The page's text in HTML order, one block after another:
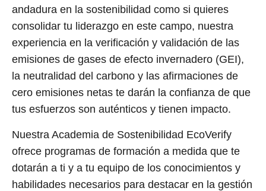
andadura en la sostenibilidad como si quieres
consolidar tu liderazgo en este campo, nuestra
experiencia en la verificación y validación de las
emisiones de gases de efecto invernadero (GEI),
la neutralidad del carbono y las afirmaciones de
cero emisiones netas te darán la confianza de que
tus esfuerzos son auténticos y tienen impacto.
Nuestra Academia de Sostenibilidad EcoVerify
ofrece programas de formación a medida que te
dotarán a ti y a tu equipo de los conocimientos y
habilidades necesarios para destacar en la gestión